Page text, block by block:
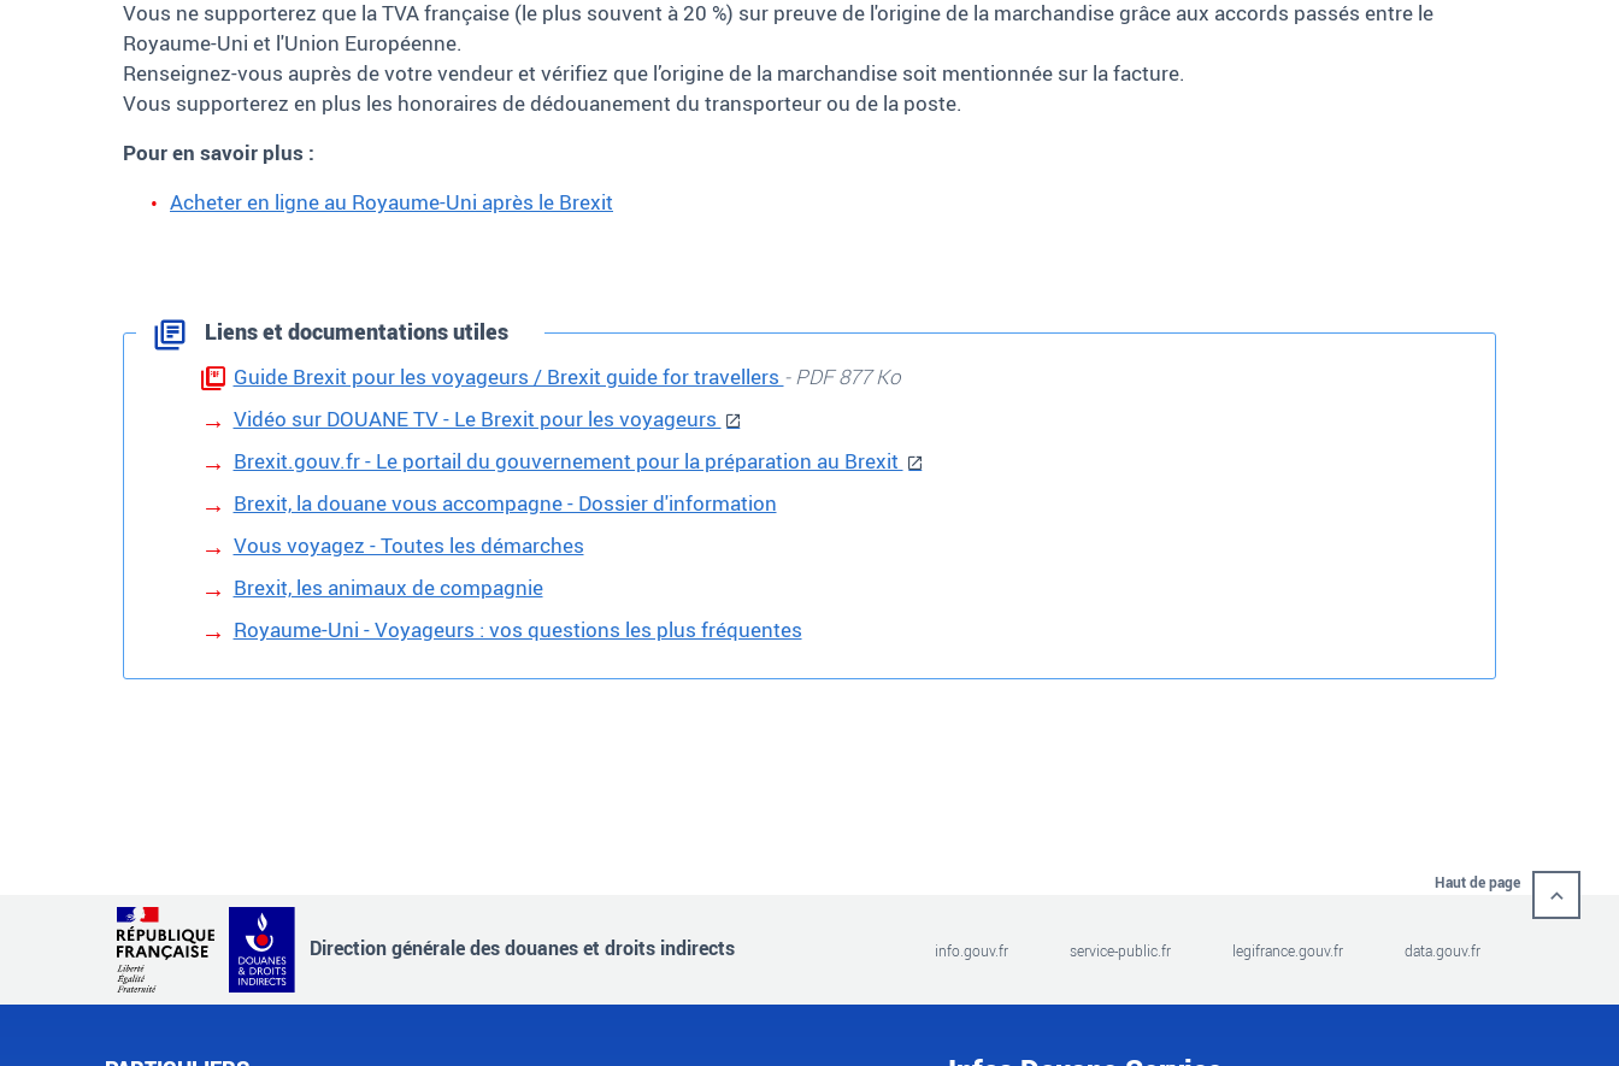
Vous ne supporterez que la TVA française (le plus souvent à 20 %) sur preuve de l'origine de la marchandise grâce aux accords passés entre le
Royaume-Uni et l'Union Européenne.
Renseignez-vous auprès de votre vendeur et vérifiez que l’origine de la marchandise soit mentionnée sur la facture.
Vous supporterez en plus les honoraires de dédouanement du transporteur ou de la poste.
Pour en savoir plus :
Acheter en ligne au Royaume-Uni après le Brexit
Liens et documentations utiles
Guide Brexit pour les voyageurs / Brexit guide for travellers - PDF 877 Ko
Vidéo sur DOUANE TV - Le Brexit pour les voyageurs
Brexit.gouv.fr - Le portail du gouvernement pour la préparation au Brexit
Brexit, la douane vous accompagne - Dossier d'information
Vous voyagez - Toutes les démarches
Brexit, les animaux de compagnie
Royaume-Uni - Voyageurs : vos questions les plus fréquentes
Haut de page
Direction générale des douanes et droits indirects info.gouv.fr service-public.fr legifrance.gouv.fr data.gouv.fr